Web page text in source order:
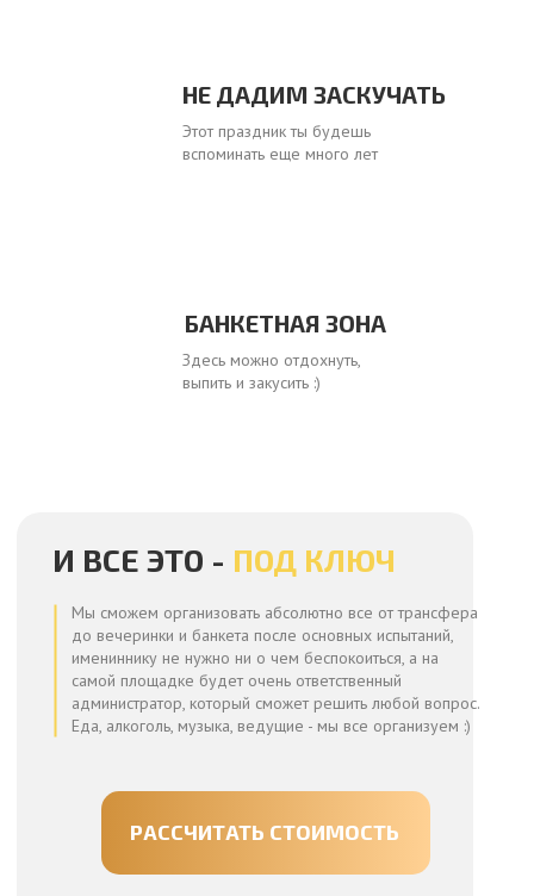
РАССЧИТАТЬ СТОИМОСТЬ
Мы сможем организовать абсолютно все от трансфера
до вечеринки и банкета после основных испытаний,
имениннику не нужно ни о чем беспокоиться, а на
самой площадке будет очень ответственный
администратор, который сможет решить любой вопрос.
Еда, алкоголь, музыка, ведущие - мы все организуем :)
И ВСЕ ЭТО - ПОД КЛЮЧ
БАНКЕТНАЯ ЗОНА
Здесь можно отдохнуть,
выпить и закусить :)
НЕ ДАДИМ ЗАСКУЧАТЬ
Этот праздник ты будешь
вспоминать еще много лет